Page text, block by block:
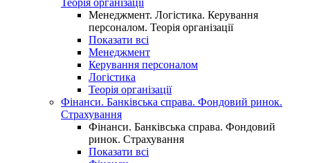
Теорія організації
Менеджмент. Логістика. Керування
персоналом. Теорія організації
Показати всі
Менеджмент
Керування персоналом
Логістика
Теорія організації
Фінанси. Банківська справа. Фондовий ринок.
Страхування
Фінанси. Банківська справа. Фондовий
ринок. Страхування
Показати всі